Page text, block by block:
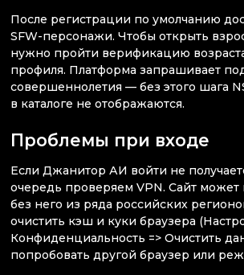
После регистрации по умолчанию
SFW-персонажи. Чтобы открыть
нужно пройти верификацию
профиля. Платформа запрашивает
совершеннолетия — без этого шага
в каталоге не отображаются.
Проблемы при входе
Если Джанитор АИ войти не
очередь проверяем VPN. Сайт может
без него из ряда российских
очистить кэш и куки браузера
Конфиденциальность => Очистить
попробовать другой браузер или